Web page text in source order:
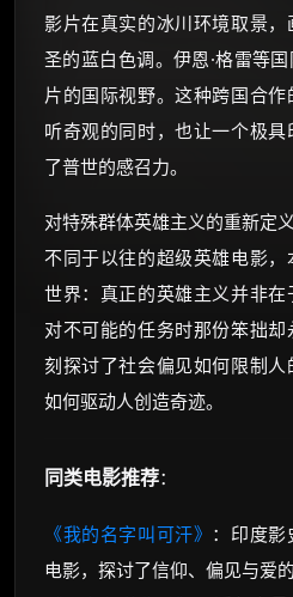
影片在真实的冰川环境取景
圣的蓝白色调。伊恩·格雷等
片的国际视野。这种跨国合
听奇观的同时，也让一个极
了普世的感召力。
对特殊群体英雄主义的重新定义
不同于以往的超级英雄电影
世界：真正的英雄主义并非
对不可能的任务时那份笨拙
刻探讨了社会偏见如何限制
如何驱动人创造奇迹。
同类电影推荐：
《我的名字叫可汗》 ：印度
电影，探讨了信仰、偏见与爱的